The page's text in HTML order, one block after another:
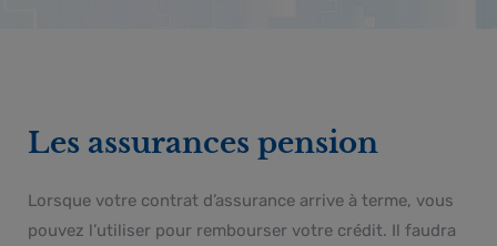
Les assurances pension
Lorsque votre contrat d’assurance arrive à terme, vous
pouvez l’utiliser pour rembourser votre crédit. Il faudra